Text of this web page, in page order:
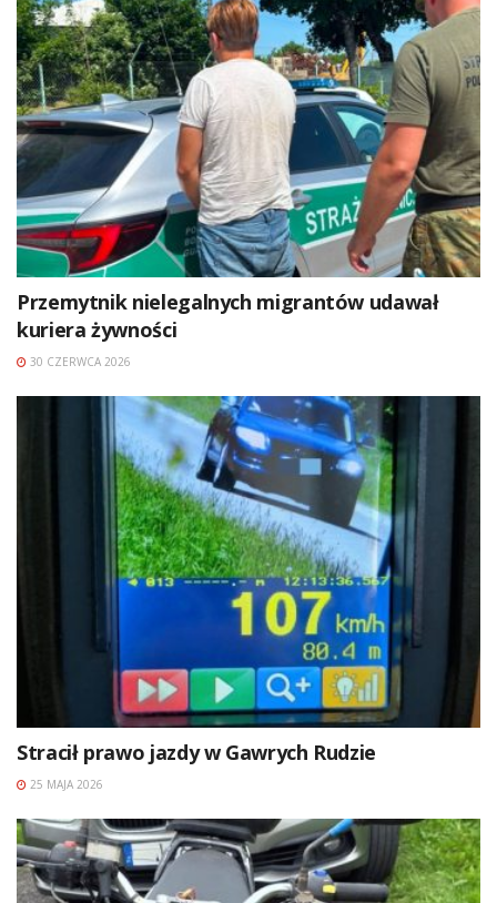
Przemytnik nielegalnych migrantów udawał
kuriera żywności
30 CZERWCA 2026
Stracił prawo jazdy w Gawrych Rudzie
25 MAJA 2026